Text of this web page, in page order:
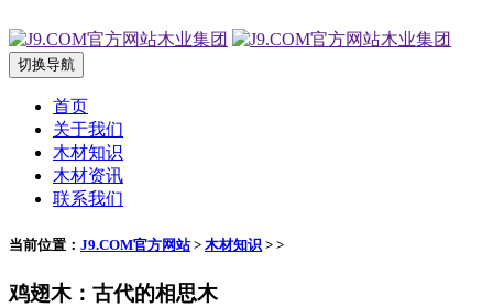
切换导航
首页
关于我们
木材知识
木材资讯
联系我们
当前位置： J9.COM官方网站> 木材知识 > >
鸡翅木：古代的相思木